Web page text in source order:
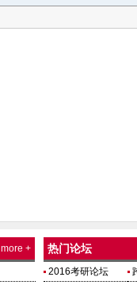
more + 热门论坛
2016考研论坛